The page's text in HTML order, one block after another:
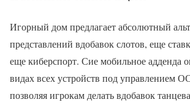
Игорный дом предлагает абсолютный
представлений вдобавок слотов, еще
еще киберспорт. Сие мобильное адденда
видах всех устройств под управлением
позволяя игрокам делать вдобавок